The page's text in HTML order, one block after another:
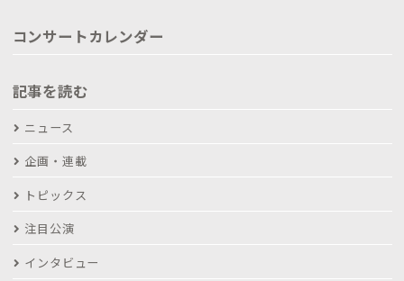
コンサートカレンダー
記事を読む
ニュース
企画・連載
トピックス
注目公演
インタビュー